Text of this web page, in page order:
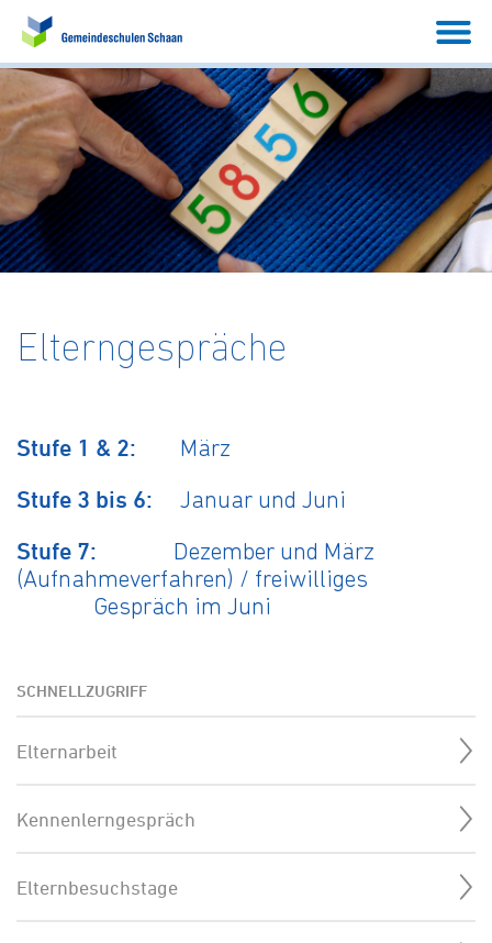
Elterngespräche
Stufe 1 & 2: März
Stufe 3 bis 6: Januar und Juni
Stufe 7: Dezember und März
(Aufnahmeverfahren) / freiwilliges
Gespräch im Juni
SCHNELLZUGRIFF
Elternarbeit
Kennenlerngespräch
Elternbesuchstage